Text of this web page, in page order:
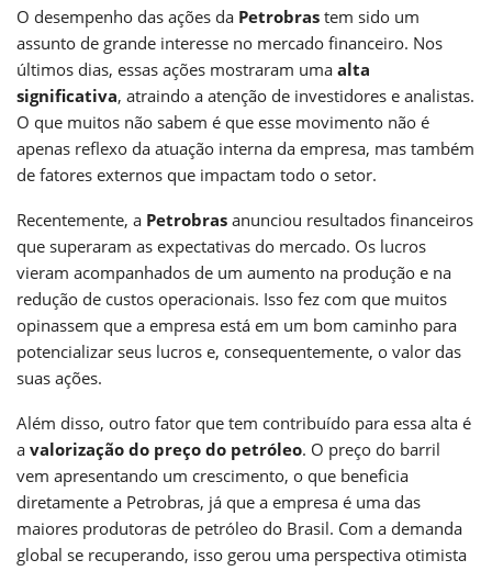
O desempenho das ações da Petrobras tem sido um
assunto de grande interesse no mercado financeiro. Nos
últimos dias, essas ações mostraram uma alta
significativa, atraindo a atenção de investidores e analistas.
O que muitos não sabem é que esse movimento não é
apenas reflexo da atuação interna da empresa, mas também
de fatores externos que impactam todo o setor.
Recentemente, a Petrobras anunciou resultados financeiros
que superaram as expectativas do mercado. Os lucros
vieram acompanhados de um aumento na produção e na
redução de custos operacionais. Isso fez com que muitos
opinassem que a empresa está em um bom caminho para
potencializar seus lucros e, consequentemente, o valor das
suas ações.
Além disso, outro fator que tem contribuído para essa alta é
a valorização do preço do petróleo. O preço do barril
vem apresentando um crescimento, o que beneficia
diretamente a Petrobras, já que a empresa é uma das
maiores produtoras de petróleo do Brasil. Com a demanda
global se recuperando, isso gerou uma perspectiva otimista